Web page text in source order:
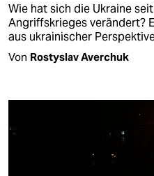
Wie hat sich die Ukraine
Angriffskrieges verändert?
aus ukrainischer
Von Rostyslav Averchuk